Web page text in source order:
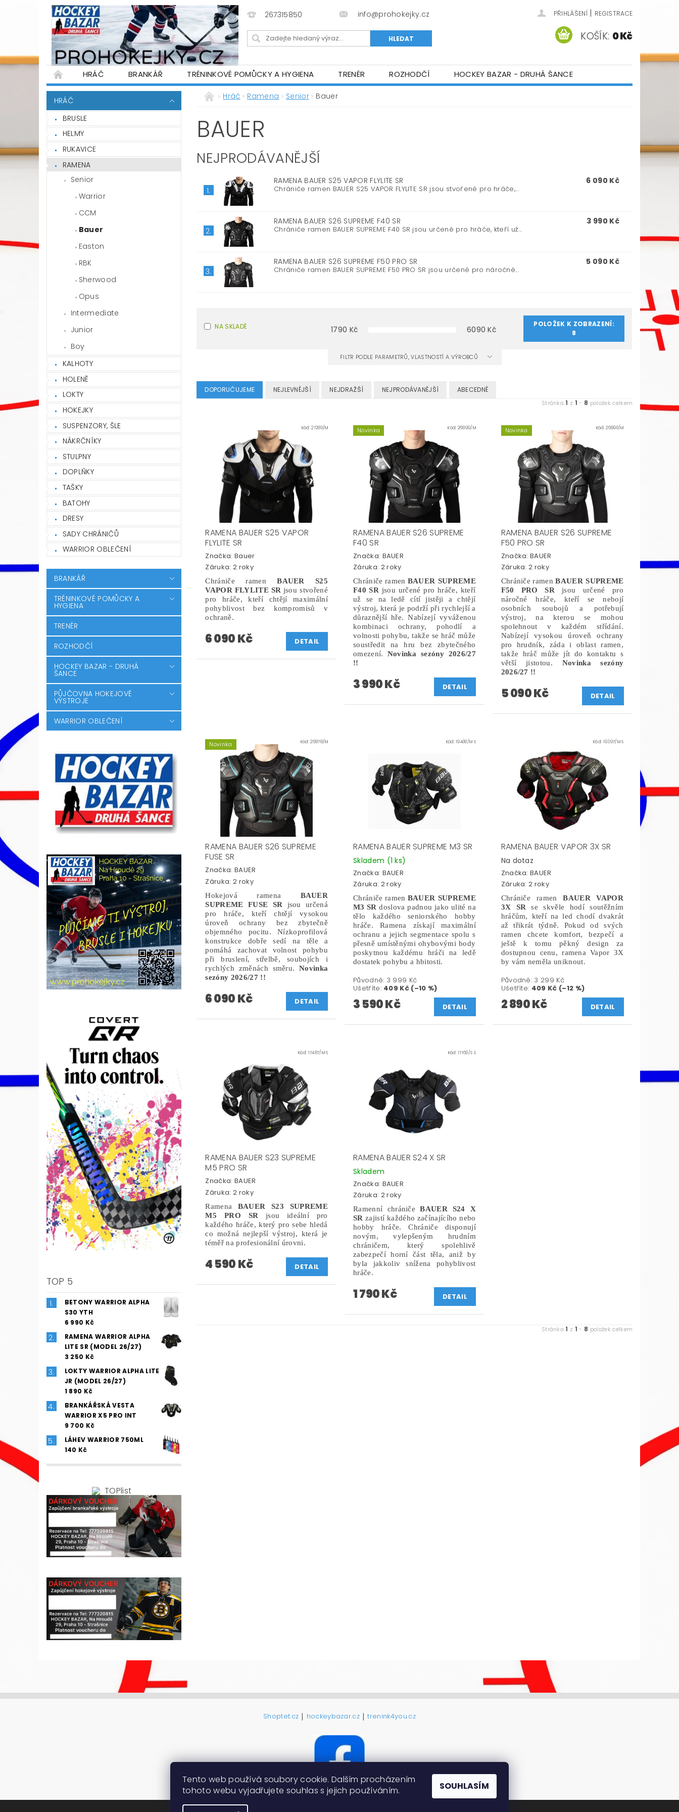
267315850 info@prohokejky.cz PŘIHLÁŠENÍ | REGISTRACE
KOŠÍK: 0 Kč
HRÁČ BRANKÁŘ TRÉNINKOVÉ POMŮCKY A HYGIENA TRENÉR ROZHODČÍ
HOCKEY BAZAR - DRUHÁ ŠANCE
PŮJČOVNA HOKEJOVÉ VÝSTROJE
WARRIOR OBLEČENÍ OBCHODNÍ PODMÍNKY
PODMÍNKY OCHRANY OSOBNÍCH ÚDAJŮ
HRÁČ
BRUSLE
HELMY
RUKAVICE
RAMENA
Senior
Warrior
CCM
Bauer
Easton
RBK
Sherwood
Opus
Intermediate
Junior
Boy
KALHOTY
HOLENĚ
LOKTY
HOKEJKY
SUSPENZORY, ŠLE
NÁKRČNÍKY
STULPNY
DOPLŇKY
TAŠKY
BATOHY
DRESY
SADY CHRÁNIČŮ
WARRIOR OBLEČENÍ
BRANKÁŘ
TRÉNINKOVÉ POMŮCKY A
HYGIENA
TRENÉR
ROZHODČÍ
HOCKEY BAZAR - DRUHÁ
ŠANCE
PŮJČOVNA HOKEJOVÉ
VÝSTROJE
WARRIOR OBLEČENÍ
TOP 5
BETONY WARRIOR ALPHA
S30 YTH
6 990 Kč
RAMENA WARRIOR ALPHA
LITE SR (MODEL 26/27)
3 250 Kč
LOKTY WARRIOR ALPHA LITE
JR (MODEL 26/27)
1 890 Kč
BRANKÁŘSKÁ VESTA
WARRIOR X5 PRO INT
9 700 Kč
LÁHEV WARRIOR 750ML
140 Kč
Hráč Ramena Senior Bauer
BAUER
NEJPRODÁVANĚJŠÍ
1.
RAMENA BAUER S25 VAPOR FLYLITE SR
Chrániče ramen BAUER S25 VAPOR FLYLITE SR jsou stvořené pro hráče,...
6 090 Kč
2.
RAMENA BAUER S26 SUPREME F40 SR
Chrániče ramen BAUER SUPREME F40 SR jsou určené pro hráče, kteří už...
3 990 Kč
3.
RAMENA BAUER S26 SUPREME F50 PRO SR
Chrániče ramen BAUER SUPREME F50 PRO SR jsou určené pro náročné...
5 090 Kč
NA SKLADĚ 1790 Kč 6090 Kč
POLOŽEK K ZOBRAZENÍ:
8
FILTR PODLE PARAMETRŮ, VLASTNOSTÍ A VÝROBCŮ
DOPORUČUJEME NEJLEVNĚJŠÍ NEJDRAŽŠÍ NEJPRODÁVANĚJŠÍ ABECEDNĚ
Stránka1 z 1 - 8 položek celkem
Kód:27280/M
RAMENA BAUER S25 VAPOR
FLYLITE SR
Značka: Bauer
Záruka: 2 roky
Chrániče ramenBAUER S25
VAPOR FLYLITE SR jsou stvořené
pro hráče, kteří chtějí maximální
pohyblivost bez kompromisů v
ochraně.
6 090 Kč DETAIL
Novinka Kód: 26899/M
RAMENA BAUER S26 SUPREME
F40 SR
Značka: BAUER
Záruka: 2 roky
Chrániče ramen BAUER SUPREME
F40 SRjsou určené pro hráče, kteří
už se na ledě cítí jistěji a chtějí
výstroj, která je podrží při rychlejší a
důraznější hře. Nabízejí vyváženou
kombinaci ochrany, pohodlí a
volnosti pohybu, takže se hráč může
soustředit na hru bez zbytečného
omezení. Novinka sezóny 2026/27
!!
3 990 Kč DETAIL
Novinka Kód:26890/M
RAMENA BAUER S26 SUPREME
F50 PRO SR
Značka:BAUER
Záruka: 2 roky
Chrániče ramenBAUER SUPREME
F50 PRO SRjsou určené pro
náročné hráče, kteří se nebojí
osobních soubojů a potřebují
výstroj, na kterou se mohou
spolehnout v každém střídání.
Nabízejí vysokou úroveň ochrany
pro hrudník, záda i oblast ramen,
takže hráč může jít do kontaktu s
větší jistotou. Novinka sezóny
2026/27 !!
5 090 Kč DETAIL
Novinka Kód:26878/M
RAMENA BAUER S26 SUPREME
FUSE SR
Značka: BAUER
Záruka: 2 roky
Hokejová ramena BAUER
SUPREME FUSE SR jsou určená
pro hráče, kteří chtějí vysokou
úroveň ochrany bez zbytečně
objemného pocitu. Nízkoprofilová
konstrukce dobře sedí na těle a
pomáhá zachovat volnost pohybu
při bruslení, střelbě, soubojích i
rychlých změnách směru.Novinka
sezóny 2026/27 !!
6 090 Kč DETAIL
Kód:19400/M S
RAMENA BAUER SUPREME M3 SR
Skladem (1 ks)
Značka: BAUER
Záruka: 2 roky
Chrániče ramen BAUER SUPREME
M3 SR doslova padnou jako ulité na
tělo každého seniorského hobby
hráče. Ramena získají maximální
ochranu a jejich segmentace spolu s
přesně umístěnými ohybovými body
poskytnou každému hráči na ledě
dostatek pohybu a hbitosti.
Původně: 3 999 Kč
Ušetříte: 409 Kč (–10 %)
3 590 Kč DETAIL
Kód: 19397/M S
RAMENA BAUER VAPOR 3X SR
Na dotaz
Značka:BAUER
Záruka: 2 roky
Chrániče ramenBAUER VAPOR
3X SRse skvěle hodí soutěžním
hráčům, kteří na led chodí dvakrát
až třikrát týdně. Pokud od svých
ramen chcete komfort, bezpečí a
ještě k tomu pěkný design za
dostupnou cenu, ramena Vapor 3X
by vám neměla uniknout.
Původně: 3 299 Kč
Ušetříte: 409 Kč (–12 %)
2 890 Kč DETAIL
Kód: 17487/M S
RAMENA BAUER S23 SUPREME
M5 PRO SR
Značka: BAUER
Záruka: 2 roky
Ramena BAUER S23 SUPREME
M5 PRO SR jsou ideální pro
každého hráče, který pro sebe hledá
co možná nejlepší výstroj, která je
téměř na profesionální úrovni.
4 590 Kč DETAIL
Kód:17160/S S
RAMENA BAUER S24 X SR
Skladem
Značka: BAUER
Záruka: 2 roky
Ramenní chráničeBAUER S24 X
SR zajistí každého začínajícího nebo
hobby hráče. Chrániče disponují
novým, vylepšeným hrudním
chráničem, který spolehlivě
zabezpečí horní část těla, aniž by
byla jakkoliv snížena pohyblivost
hráče.
1 790 Kč DETAIL
Stránka1 z 1 - 8 položek celkem
Shoptet.cz | hockeybazar.cz | trenink4you.cz
Tento web používá soubory cookie. Dalším procházením
tohoto webu vyjadřujete souhlas s jejich používáním.
SOUHLASÍM